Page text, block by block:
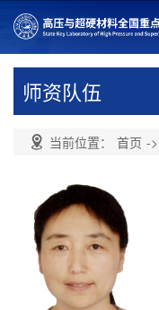
师资队伍
当前位置： 首页 ->